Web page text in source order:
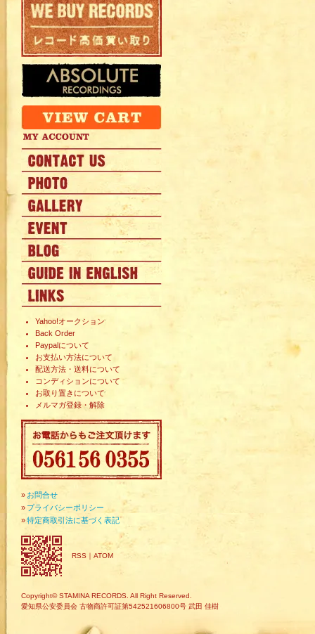
Yahoo!オークション
Back Order
Paypalについて
お支払い方法について
配送方法・送料について
コンディションについて
お取り置きについて
メルマガ登録・解除
» お問合せ
» プライバシーポリシー
»特定商取引法に基づく表記
RSS ｜ ATOM
Copyright© STAMINA RECORDS. All Right Reserved.
愛知県公安委員会 古物商許可証第542521606800号 武田 佳樹